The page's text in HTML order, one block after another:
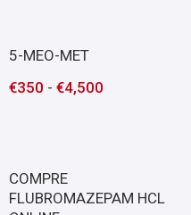
5-MEO-MET
€350 -€4,500
COMPRE
FLUBROMAZEPAM HCL